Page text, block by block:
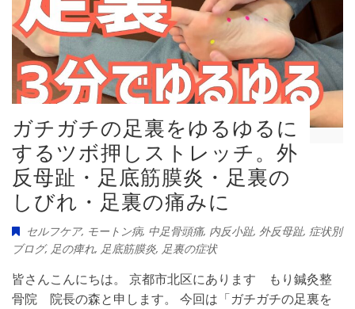
ガチガチの足裏をゆるゆるに
するツボ押しストレッチ。外
反母趾・足底筋膜炎・足裏の
しびれ・足裏の痛みに
セルフケア, モートン病, 中足骨頭痛, 内反小趾, 外反母趾, 症状別
ブログ, 足の痺れ, 足底筋膜炎, 足裏の症状
皆さんこんにちは。 京都市北区にあります もり鍼灸整
骨院 院長の森と申します。 今回は「ガチガチの足裏を